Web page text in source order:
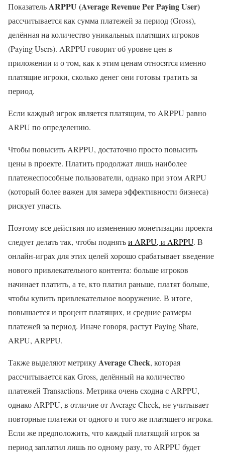
ПоказательARPPU (Average Revenue Per Paying User)
рассчитывается как сумма платежей за период (Gross),
делённая на количество уникальных платящих игроков
(Paying Users). ARPPU говорит об уровне цен в
приложении и о том, как к этим ценам относятся именно
платящие игроки, сколько денег они готовы тратить за
период.
Если каждый игрок является платящим, то ARPPU равно
ARPU по определению.
Чтобы повысить ARPPU, достаточно просто повысить
цены в проекте. Платить продолжат лишь наиболее
платежеспособные пользователи, однако при этом ARPU
(который более важен для замера эффективности бизнеса)
рискует упасть.
Поэтому все действия по изменению монетизации проекта
следует делать так, чтобы поднятьи ARPU, и ARPPU. В
онлайн-играх для этих целей хорошо срабатывает введение
нового привлекательного контента: больше игроков
начинает платить, а те, кто платил раньше, платят больше,
чтобы купить привлекательное вооружение. В итоге,
повышается и процент платящих, и средние размеры
платежей за период. Иначе говоря, растут Paying Share,
ARPU, ARPPU.
Также выделяют метрикуAverage Check, которая
рассчитывается как Gross, делённый на количество
платежей Transactions. Метрика очень сходна с ARPPU,
однако ARPPU, в отличие от Average Check, не учитывает
повторные платежи от одного и того же платящего игрока.
Если же предположить, что каждый платящий игрок за
период заплатил лишь по одному разу, то ARPPU будет